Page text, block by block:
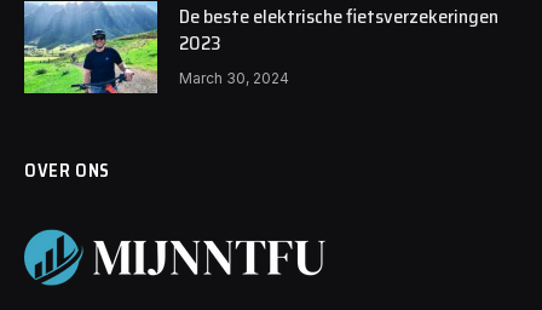
De beste elektrische fietsverzekeringen
2023
March 30, 2024
OVER ONS